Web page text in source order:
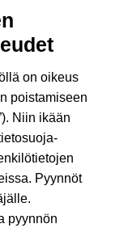
on oikeus
poistamiseen
Niin ikään
Pyynnöt
pyynnön